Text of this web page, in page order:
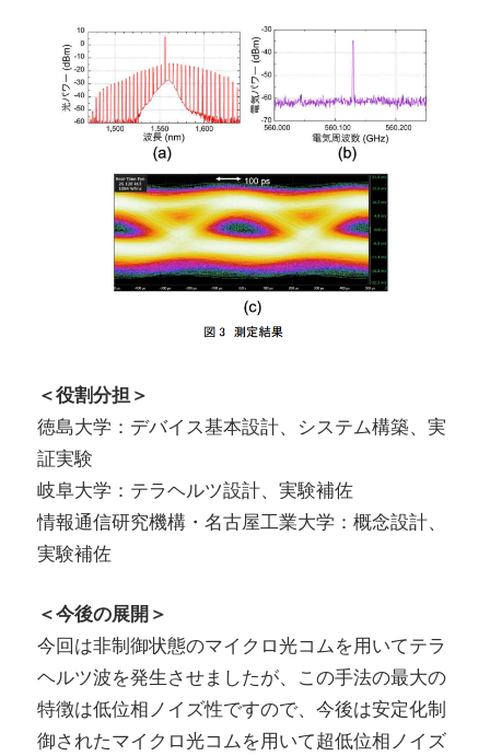
＜役割分担＞
徳島大学：デバイス基本設計、システム構築、実
証実験
岐阜大学：テラヘルツ設計、実験補佐
情報通信研究機構・名古屋工業大学：概念設計、
実験補佐
＜今後の展開＞
今回は非制御状態のマイクロ光コムを用いてテラ
ヘルツ波を発生させましたが、この手法の最大の
特徴は低位相ノイズ性ですので、今後は安定化制
御されたマイクロ光コムを用いて超低位相ノイズ